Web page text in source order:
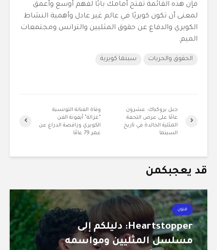
فإن هذه القائمة تفتح أمامك بابًا لفهم أوسع وأعمق
لمعنى أن تكون كويريًا في عالم غير عادل وأهمية النشاط
الكويري والدفاع عن حقوق المثليين والترانس ومجتمعات
الميم.
الحقوق والحريات سينما كويرية
وفاة الفنانة التونسية
“غزالة” أيقونة الفن
الكويري وراقصة الدراغ عن
عمر 79 عامًا
جبل بروكباك: عشرون
عامًا على عرض التحفة
المثلية الخالدة في تاريخ
السينما
قد يعجبكمن
فنون
Heartstopper: دليلكم إلى
مسلسل المثليين ومواسمه